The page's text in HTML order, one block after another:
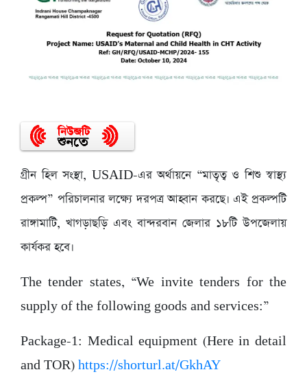
গ্রীন হিল সংস্থা, USAID-এর অর্থায়নে “মাতৃত্ব ও শিশু স্বাস্থ্য
প্রকল্প” পরিচালনার লক্ষ্যে দরপত্র আহ্বান করছে। এই প্রকল্পটি
রাঙ্গামাটি, খাগড়াছড়ি এবং বান্দরবান জেলার ১৮টি উপজেলায়
কার্যকর হবে।
The tender states, “We invite tenders for the
supply of the following goods and services:”
Package-1: Medical equipment (Here in detail
and TOR) https://shorturl.at/GkhAY